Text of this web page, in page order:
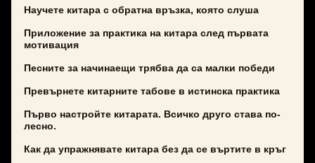
Научете китара с обратна връзка, която слуша
Приложение за практика на китара след първата
мотивация
Песните за начинаещи трябва да са малки победи
Превърнете китарните табове в истинска практика
Първо настройте китарата. Всичко друго става по-
лесно.
Как да упражнявате китара без да се въртите в кръг